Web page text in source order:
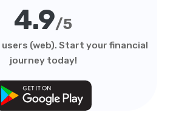
for nris
vs individual
insurance
advantages and
4.9/5
users (web). Start your financial
journey today!